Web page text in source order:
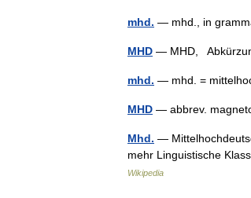
mhd. — mhd., in
MHD — MHD,
mhd. — mhd. =
MHD — abbrev.
Mhd. —
mehr Linguistische
Wikipedia